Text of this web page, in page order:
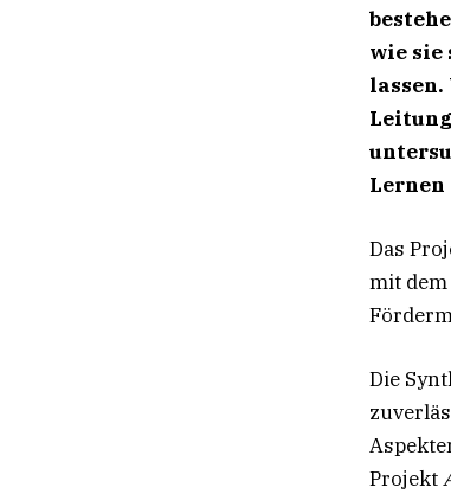
wie
Lernen
Das
mit
Die
Projekt